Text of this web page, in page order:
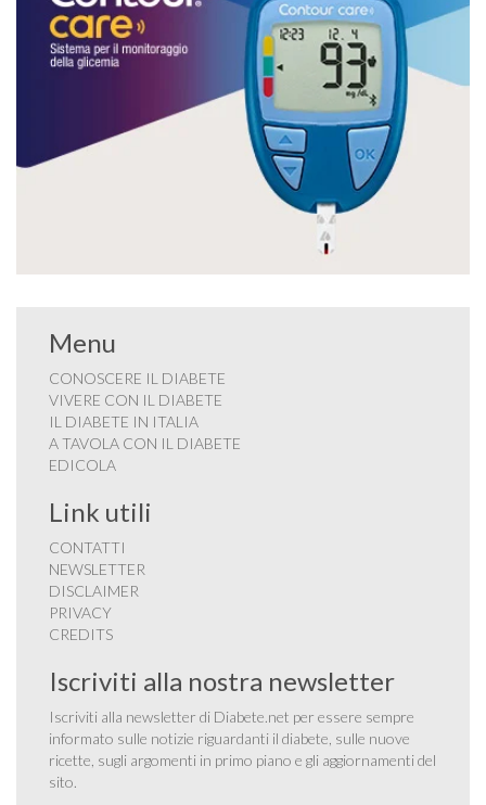
Menu
CONOSCERE IL DIABETE
VIVERE CON IL DIABETE
IL DIABETE IN ITALIA
A TAVOLA CON IL DIABETE
EDICOLA
Link utili
CONTATTI
NEWSLETTER
DISCLAIMER
PRIVACY
CREDITS
Iscriviti alla nostra newsletter
Iscriviti alla newsletter di Diabete.net per essere sempre
informato sulle notizie riguardanti il diabete, sulle nuove
ricette, sugli argomenti in primo piano e gli aggiornamenti del
sito.